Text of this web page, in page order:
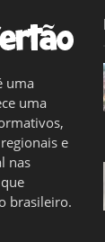
uma
uma
e
nas
brasileiro.